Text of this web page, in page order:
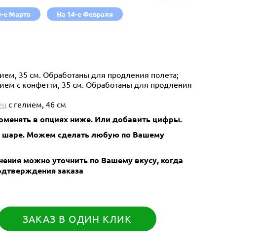
е Марта На 14-е Февраля
35 см. Обработаны для продления полета;
с конфетти, 35 см. Обработаны для продления
с гелием, 46 см
в опциях ниже. Или добавить цифры.
шаре. Можем сделать любую по Вашему
можно уточнить по Вашему вкусу, когда
заказа
ЗАКАЗ В ОДИН КЛИК